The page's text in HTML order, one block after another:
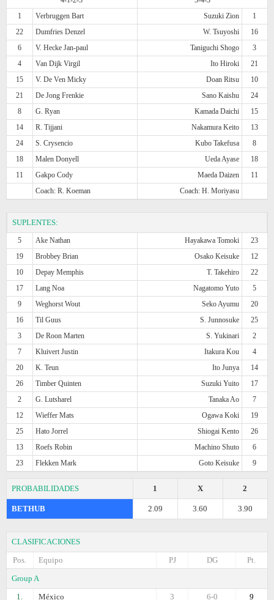
1
Verbruggen Bart Suzuki Zion
1
22
Dumfries Denzel W. Tsuyoshi
16
6
V. Hecke Jan-paul Taniguchi Shogo
3
4
Van Dijk Virgil Ito Hiroki
21
15
V. De Ven Micky Doan Ritsu
10
21
De Jong Frenkie Sano Kaishu
24
8
G. Ryan Kamada Daichi
15
14
R. Tijjani Nakamura Keito
13
24
S. Crysencio Kubo Takefusa
8
18
Malen Donyell Ueda Ayase
18
11
Gakpo Cody Maeda Daizen
11
Coach: R. Koeman
Coach: H. Moriyasu
SUPLENTES:
5 Ake Nathan Hayakawa Tomoki
23
19
Brobbey Brian Osako Keisuke
12
10
Depay Memphis T. Takehiro
22
17
Lang Noa Nagatomo Yuto
5
9
Weghorst Wout Seko Ayumu
20
16
Til Guus S. Junnosuke
25
3
De Roon Marten S. Yukinari
2
7
Kluivert Justin Itakura Kou
4
20
K. Teun Ito Junya
14
26
Timber Quinten Suzuki Yuito
17
2
G. Lutsharel Tanaka Ao
7
12
Wieffer Mats Ogawa Koki
19
25
Hato Jorrel Shiogai Kento
26
13
Roefs Robin Machino Shuto
6
23
Flekken Mark Goto Keisuke 9
PROBABILIDADES 2
X
1
BETHUB 3.90
3.60
2.09
CLASIFICACIONES
Pos.
Equipo Pt.
DG
PJ
Group A
1.
México 9
6-0
3